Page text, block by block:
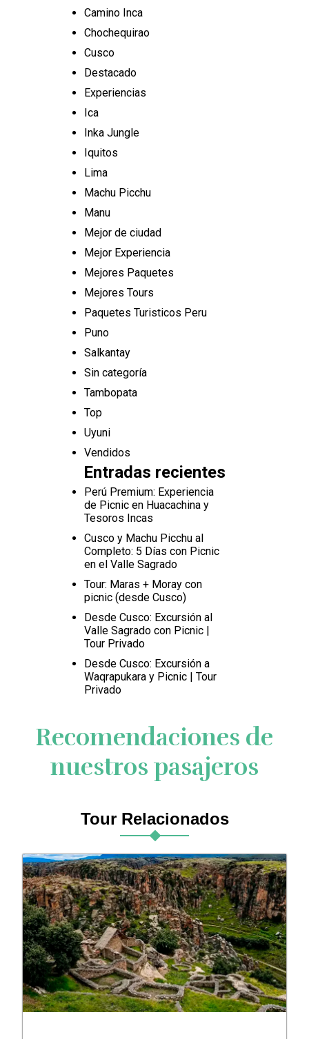
Camino Inca
Chochequirao
Cusco
Destacado
Experiencias
Ica
Inka Jungle
Iquitos
Lima
Machu Picchu
Manu
Mejor de ciudad
Mejor Experiencia
Mejores Paquetes
Mejores Tours
Paquetes Turisticos Peru
Puno
Salkantay
Sin categoría
Tambopata
Top
Uyuni
Vendidos
Entradas recientes
Perú Premium: Experiencia
de Picnic en Huacachina y
Tesoros Incas
Cusco y Machu Picchu al
Completo: 5 Días con Picnic
en el Valle Sagrado
Tour: Maras + Moray con
picnic (desde Cusco)
Desde Cusco: Excursión al
Valle Sagrado con Picnic |
Tour Privado
Desde Cusco: Excursión a
Waqrapukara y Picnic | Tour
Privado
Recomendaciones de
nuestros pasajeros
Tour Relacionados